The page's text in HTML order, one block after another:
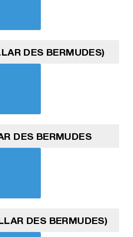
DES BERMUDES)
DES BERMUDES
DES BERMUDES)